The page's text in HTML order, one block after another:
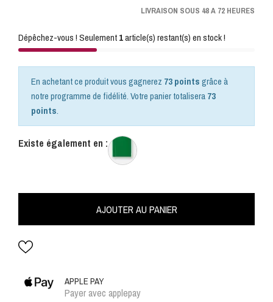
LIVRAISON SOUS 48 A 72 HEURES
Dépêchez-vous ! Seulement1article(s) restant(s) en stock !
En achetant ce produit vous gagnerez 73 pointsgrâce à
notre programme de fidélité. Votre panier totalisera73
points.
Existe également en :
AJOUTER AU PANIER
APPLE PAY
Payer avec applepay